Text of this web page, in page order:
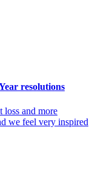
resolutions
loss and more
we feel very inspired